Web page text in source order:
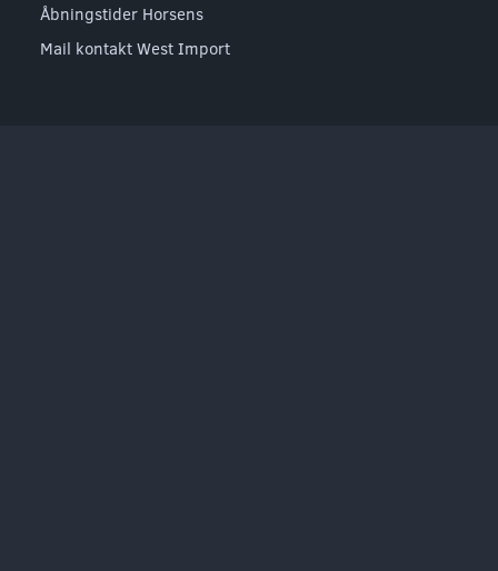
Åbningstider Horsens
Mail kontakt West Import